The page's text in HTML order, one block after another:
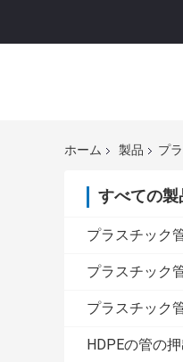
ホーム 製品 プ
すべての製
プラスチック
プラスチック
プラスチック
HDPEの管の